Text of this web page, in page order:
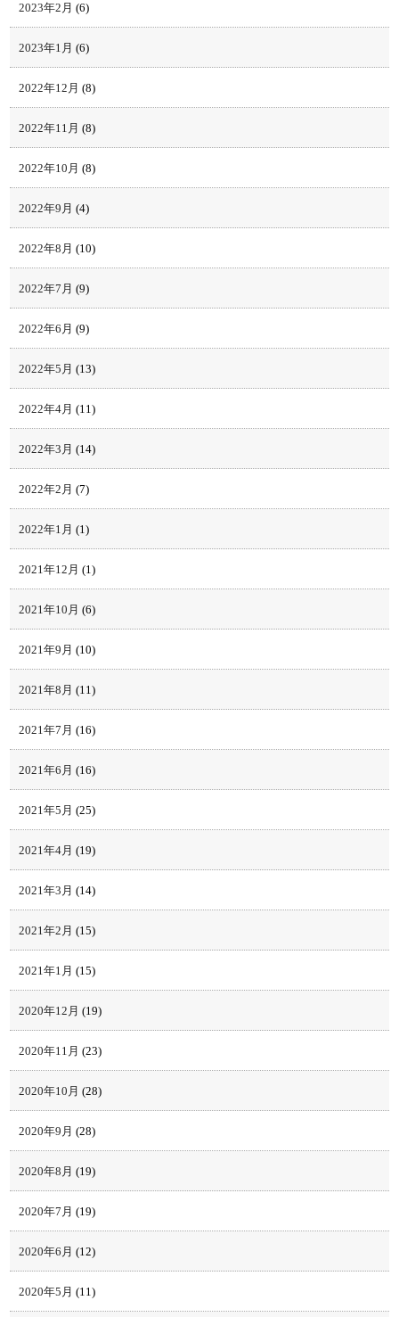
2023年2月 (6)
2023年1月 (6)
2022年12月 (8)
2022年11月 (8)
2022年10月 (8)
2022年9月 (4)
2022年8月 (10)
2022年7月 (9)
2022年6月 (9)
2022年5月 (13)
2022年4月 (11)
2022年3月 (14)
2022年2月 (7)
2022年1月 (1)
2021年12月 (1)
2021年10月 (6)
2021年9月 (10)
2021年8月 (11)
2021年7月 (16)
2021年6月 (16)
2021年5月 (25)
2021年4月 (19)
2021年3月 (14)
2021年2月 (15)
2021年1月 (15)
2020年12月 (19)
2020年11月 (23)
2020年10月 (28)
2020年9月 (28)
2020年8月 (19)
2020年7月 (19)
2020年6月 (12)
2020年5月 (11)